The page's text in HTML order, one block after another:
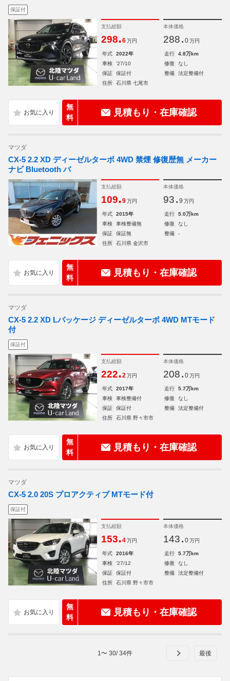
保証付
支払総額
298.6 万円
本体価格
288. 0 万円
年式 2022年 走行
4.8万km
車検
'27/10 修復
なし
保証
保証付 整備
法定整備付
住所
石川県 七尾市
無
料
見積もり・在庫確認
マツダ
CX-5 2.2 XD ディーゼルターボ 4WD 禁煙 修復歴無 メーカー
ナビ Bluetooth バ
支払総額
109.9 万円
本体価格
93. 9 万円
年式 2015年 走行
5.0万km
車検
車検整備無 修復
なし
保証
保証無 整備
-
住所
石川県 金沢市
無
料
見積もり・在庫確認
マツダ
CX-5 2.2 XD Lパッケージ ディーゼルターボ 4WD MTモード
付
保証付
支払総額
222.2 万円
本体価格
208. 0 万円
年式 2017年 走行
5.7万km
車検
車検整備付 修復
なし
保証
保証付 整備
法定整備付
住所
石川県 野々市市
無
料
見積もり・在庫確認
マツダ
CX-5 2.0 20S プロアクティブ MTモード付
保証付
支払総額
153.4 万円
本体価格
143. 0 万円
年式 2016年 走行
5.7万km
車検
'27/12 修復
なし
保証
保証付 整備
法定整備付
住所
石川県 野々市市
無
料
見積もり・在庫確認
1 〜 30/34件